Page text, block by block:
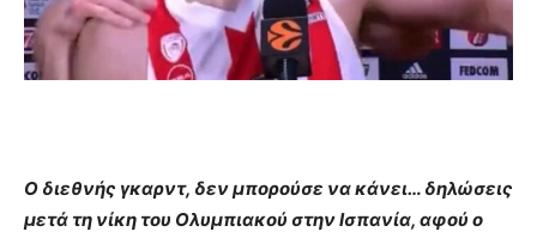
O διεθνής γκαρντ, δεν μπορούσε να κάνει… δηλώσεις
μετά τη νίκη του Ολυμπιακού στην Ισπανία, αφού ο